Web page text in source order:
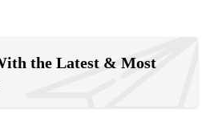
the Latest & Most